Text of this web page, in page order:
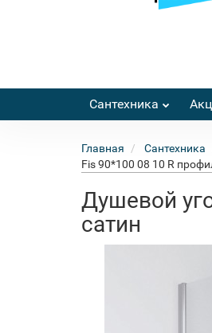
Сантехника
Главная Сантехника
Fis 90*100 08 10 R
Душевой
сатин